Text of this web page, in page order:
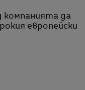
компанията да
европейски